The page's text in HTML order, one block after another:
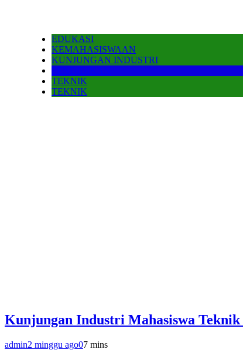
EDUKASI
KEMAHASISWAAN
KUNJUNGAN INDUSTRI
TEKNIK
TEKNIK
Kunjungan Industri Mahasiswa
admin2 minggu ago07 mins